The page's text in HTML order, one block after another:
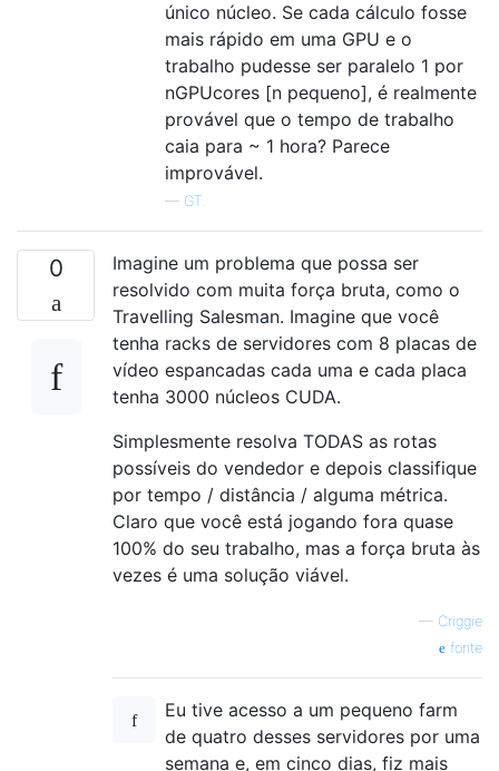
único núcleo. Se cada cálculo fosse
mais rápido em uma GPU e o
trabalho pudesse ser paralelo 1 por
nGPUcores [n pequeno], é realmente
provável que o tempo de trabalho
caia para ~ 1 hora? Parece
improvável.
— GT.
0
Imagine um problema que possa ser
resolvido com muita força bruta, como o
Travelling Salesman. Imagine que você
tenha racks de servidores com 8 placas de
vídeo espancadas cada uma e cada placa
tenha 3000 núcleos CUDA.
Simplesmente resolva TODAS as rotas
possíveis do vendedor e depois classifique
por tempo / distância / alguma métrica.
Claro que você está jogando fora quase
100% do seu trabalho, mas a força bruta às
vezes é uma solução viável.
— Criggie
fonte
Eu tive acesso a um pequeno farm
de quatro desses servidores por uma
semana e, em cinco dias, fiz mais